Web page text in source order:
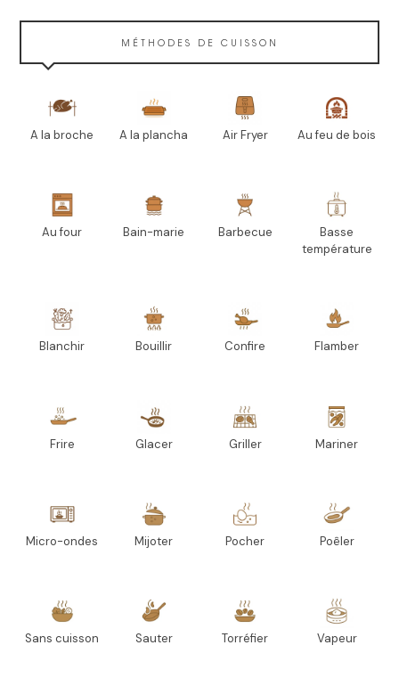
MÉTHODES DE CUISSON
A la broche A la plancha Air Fryer Au feu de bois
Au four Bain-marie Barbecue
Basse
température
Blanchir Bouillir Confire Flamber
Frire Glacer Griller Mariner
Micro-ondes Mijoter Pocher Poêler
Sans cuisson Sauter Torréfier Vapeur